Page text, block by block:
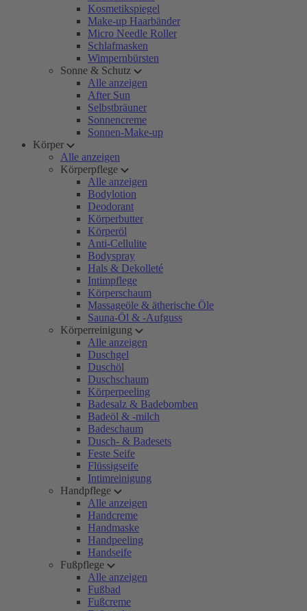
Kosmetikspiegel
Make-up Haarbänder
Micro Needle Roller
Schlafmasken
Wimpernbürsten
Sonne & Schutz
Alle anzeigen
After Sun
Selbstbräuner
Sonnencreme
Sonnen-Make-up
Körper
Alle anzeigen
Körperpflege
Alle anzeigen
Bodylotion
Deodorant
Körperbutter
Körperöl
Anti-Cellulite
Bodyspray
Hals & Dekolleté
Intimpflege
Körperschaum
Massageöle & ätherische Öle
Sauna-Öl & -Aufguss
Körperreinigung
Alle anzeigen
Duschgel
Duschöl
Duschschaum
Körperpeeling
Badesalz & Badebomben
Badeöl & -milch
Badeschaum
Dusch- & Badesets
Feste Seife
Flüssigseife
Intimreinigung
Handpflege
Alle anzeigen
Handcreme
Handmaske
Handpeeling
Handseife
Fußpflege
Alle anzeigen
Fußbad
Fußcreme